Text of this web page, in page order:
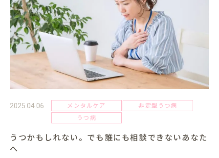
2025.04.06 メンタルケア
非定型うつ病
うつ病
うつかもしれない。でも誰にも相談できないあなた
へ